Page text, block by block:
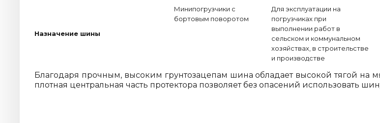
Назначение шины
Минипогрузчики с
бортовым поворотом
Для эксплуатации на
погрузчиках при
выполнении работ в
сельском и коммунальном
хозяйствах, в строительстве
и производстве
Благодаря прочным, высоким грунтозацепам шина обладает высокой тягой
плотная центральная часть протектора позволяет без опасений использовать